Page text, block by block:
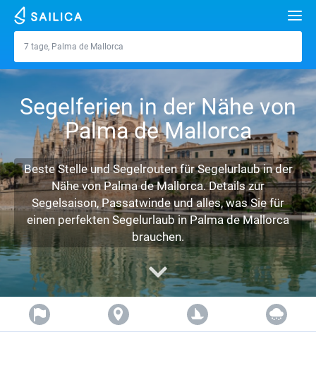
Palma de Mallorca
7 tage, Palma de Mallorca
Jachten
Kroatien
Griechenland
Italien
Türkei
Spanien
Frankreich
Seychellen
Teilt
Sibenik
Zadar
Sardinien
Sizilien
Ibiza
Alimos Marina
D-Marin Lefkas
Marina Dalmacija
D-Marin Gouvia Marina
Marina Baotic
Beneteau
Jeanneau
Bavaria
Dufour
Lagoon 40
Lagoon 42
Lagoon 46
Bavaria C42
Bavaria Cruiser 46
Reiseziele
Zadar
Split
Dubrovnik
Biograd
Athen
Lefkada
Korfu
Volos
Lavrion
Mallorca
Ibiza
Gran Canaria
Kanarischen Inseln
Azoren
Madeira
Sizilien
Sardinien
Marmaris
Marinas
Über uns
FAQ
Kostenvoranschlag gratis
FREE
Kontaktdaten
+44 (208) 0685324
Segelferien in der Nähe von
Palma de Mallorca
Beste Stelle und Segelrouten für Segelurlaub in der
Nähe von Palma de Mallorca. Details zur
Segelsaison, Passatwinde und alles, was Sie für
einen perfekten Segelurlaub in Palma de Mallorca
brauchen.